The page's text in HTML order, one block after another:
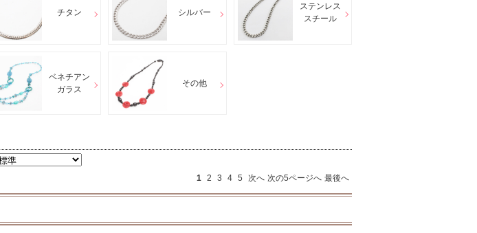
チタン シルバー
ステンレス
スチール
ベネチアン
ガラス
その他
1 2 3 4 5 次へ 次の5ページへ 最後へ